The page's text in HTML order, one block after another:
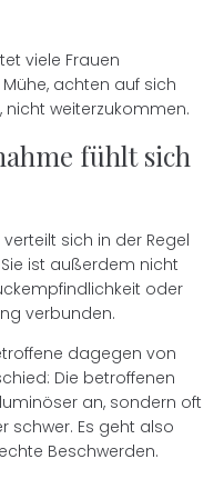
viele Frauen
achten auf sich
weiterzukommen.
fühlt sich
sich in der Regel
ist außerdem nicht
oder
verbunden.
dagegen von
Die betroffenen
an, sondern oft
schwer. Es geht also
Beschwerden.